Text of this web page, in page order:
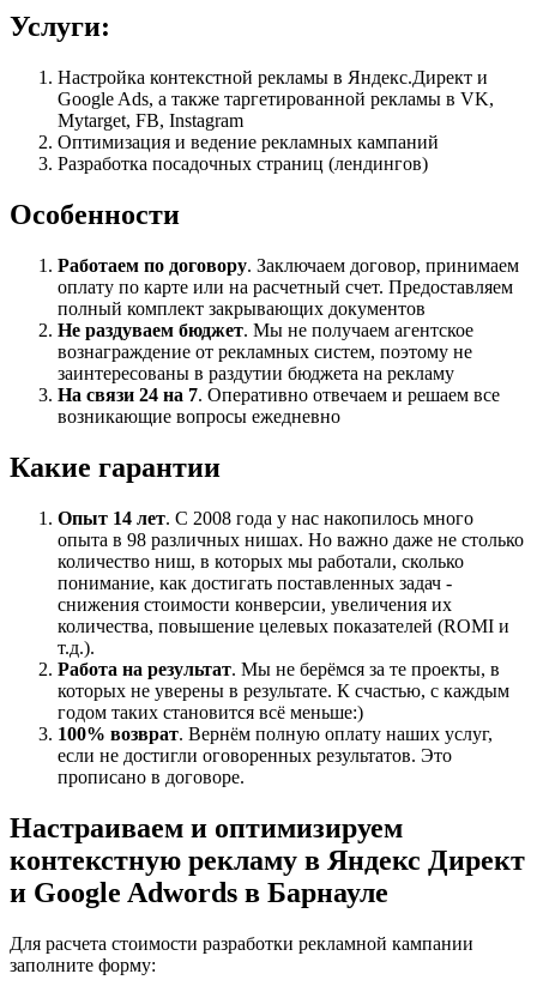
Услуги:
Настройка контекстной рекламы в Яндекс.Директ и
Google Ads, а также таргетированной рекламы в VK,
Mytarget, FB, Instagram
Оптимизация и ведение рекламных кампаний
Разработка посадочных страниц (лендингов)
Особенности
Работаем по договору. Заключаем договор, принимаем
оплату по карте или на расчетный счет. Предоставляем
полный комплект закрывающих документов
Не раздуваем бюджет. Мы не получаем агентское
вознаграждение от рекламных систем, поэтому не
заинтересованы в раздутии бюджета на рекламу
На связи 24 на 7. Оперативно отвечаем и решаем все
возникающие вопросы ежедневно
Какие гарантии
Опыт 14 лет. С 2008 года у нас накопилось много
опыта в 98 различных нишах. Но важно даже не столько
количество ниш, в которых мы работали, сколько
понимание, как достигать поставленных задач -
снижения стоимости конверсии, увеличения их
количества, повышение целевых показателей (ROMI и
т.д.).
Работа на результат. Мы не берёмся за те проекты, в
которых не уверены в результате. К счастью, с каждым
годом таких становится всё меньше:)
100% возврат. Вернём полную оплату наших услуг,
если не достигли оговоренных результатов. Это
прописано в договоре.
Настраиваем и оптимизируем
контекстную рекламу в Яндекс Директ
и Google Adwords в Барнауле
Для расчета стоимости разработки рекламной кампании
заполните форму: